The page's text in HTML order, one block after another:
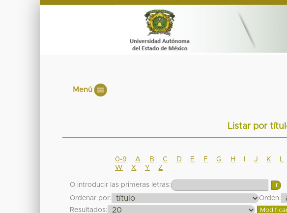
Menú
Listar por
0-9 A B C D E F G H J K
W
X Y Z
O introducir las primeras letras:
Ordenar por:
Orden:
Resultados: